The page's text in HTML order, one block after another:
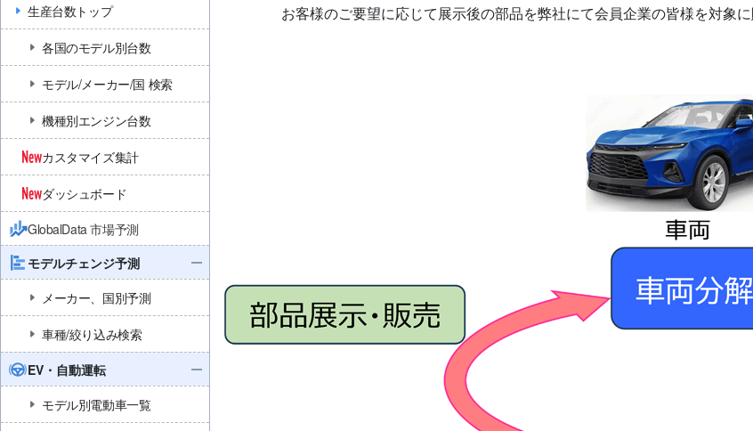
生産台数トップ
各国のモデル別台数
モデル/メーカー/国 検索
機種別エンジン台数
カスタマイズ集計
ダッシュボード
GlobalData 市場予測
モデルチェンジ予測
メーカー、国別予測
車種/絞り込み検索
EV・自動運転
モデル別電動車一覧
お客様のご要望に応じて展示後の部品を弊社にて会員企業の皆様を対象に